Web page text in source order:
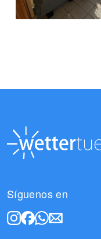
Síguenos en